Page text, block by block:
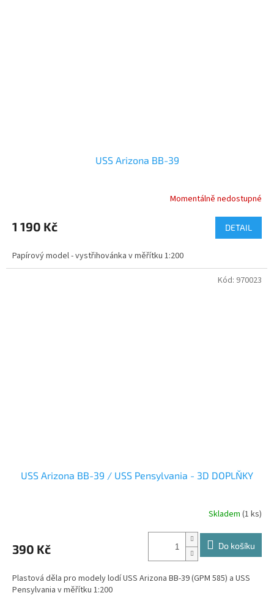
USS Arizona BB-39
Momentálně nedostupné
1 190 Kč DETAIL
Papírový model - vystřihovánka v měřítku 1:200
USS Arizona BB-39 / USS Pensylvania - 3D DOPLŇKY
Skladem (1 ks)
390 Kč Do košíku
Plastová děla pro modely lodí USS Arizona BB-39 (GPM 585) a USS
Pensylvania v měřítku 1:200
Kód: 970023